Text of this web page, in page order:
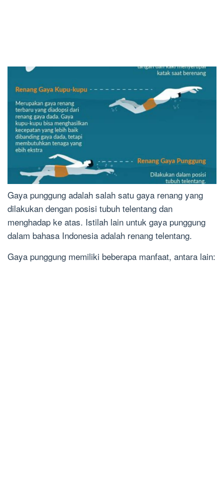
Gaya punggung adalah salah satu gaya renang yang
dilakukan dengan posisi tubuh telentang dan
menghadap ke atas. Istilah lain untuk gaya punggung
dalam bahasa Indonesia adalah renang telentang.
Gaya punggung memiliki beberapa manfaat, antara lain: